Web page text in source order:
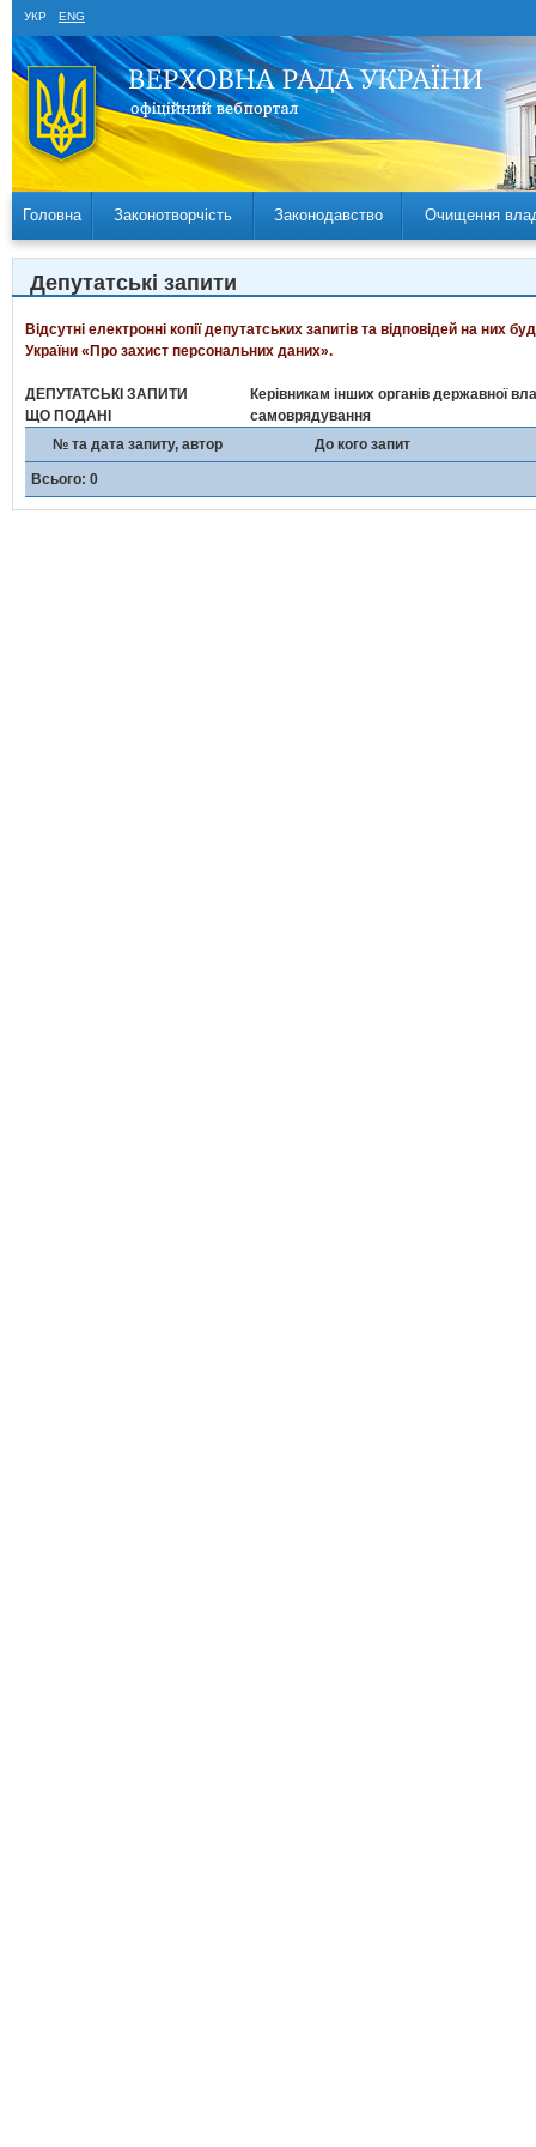
УКР ENG
Головна Законотворчість Законодавство Очищення
Депутатські запити
Відсутні електронні копії депутатських запитів та відповідей на
України «Про захист персональних даних».
ДЕПУТАТСЬКІ ЗАПИТИ
ЩО ПОДАНІ
Керівникам інших органів державної
самоврядування
№ та дата запиту, автор
До кого запит
Всього: 0